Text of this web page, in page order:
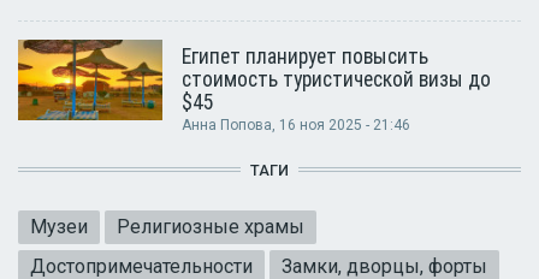
Египет планирует повысить
стоимость туристической визы до
$45
Анна Попова, 16 ноя 2025 - 21:46
ТАГИ
Музеи
Религиозные храмы
Достопримечательности
Замки, дворцы, форты